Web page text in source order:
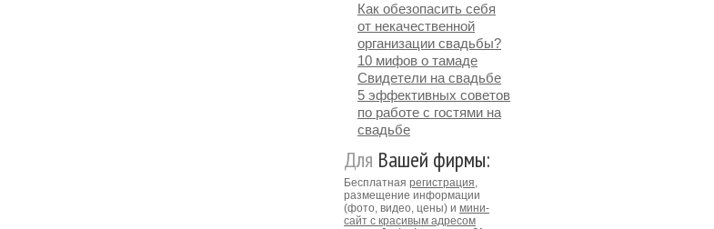
Как обезопасить себя
от некачественной
организации свадьбы?
10 мифов о тамаде
Свидетели на свадьбе
5 эффективных советов
по работе с гостями на
свадьбе
Для Вашей фирмы:
Бесплатная регистрация,
размещение информации
(фото, видео, цены) и мини-
сайт с красивым адресом